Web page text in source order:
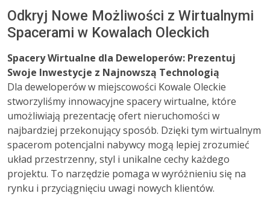
Odkryj Nowe Możliwości z Wirtualnymi
Spacerami w Kowalach Oleckich
Spacery Wirtualne dla Deweloperów: Prezentuj
Swoje Inwestycje z Najnowszą Technologią
Dla deweloperów w miejscowości Kowale Oleckie
stworzyliśmy innowacyjne spacery wirtualne, które
umożliwiają prezentację ofert nieruchomości w
najbardziej przekonujący sposób. Dzięki tym wirtualnym
spacerom potencjalni nabywcy mogą lepiej zrozumieć
układ przestrzenny, styl i unikalne cechy każdego
projektu. To narzędzie pomaga w wyróżnieniu się na
rynku i przyciągnięciu uwagi nowych klientów.